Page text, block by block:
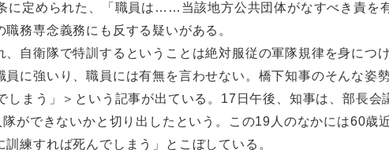
に定められた、「職員は……当該地方公共団体がなすべき責を
務専念義務にも反する疑いがある。
自衛隊で特訓するということは絶対服従の軍隊規律を身につ
に強いり、職員には有無を言わせない。橋下知事のそんな姿
しまう」＞という記事が出ている。17日午後、知事は、部長会
ができないかと切り出したという。この19人のなかには60歳
練すれば死んでしまう」とこぼしている。